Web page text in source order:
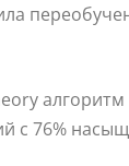
с 76%